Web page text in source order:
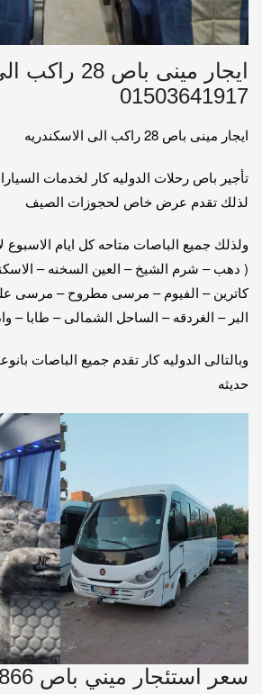
ايجار مينى
01503641917
ايجار مينى باص 28 راكب الى الاسكندريه
تأجير باص رحلات الدوليه كار لخدمات
لذلك تقدم عرض خاص لحجوزات الصيف
ولذلك جميع الباصات متاحه كل ايام
( دهب – شرم الشيخ – العين السخنه –
كاترين – الفيوم – مرسى مطروح – مرسى
البر – الغردقه – الساحل الشمالى – طابا –
وبالتالى الدوليه كار تقدم جميع الباصات
حديثه
سعر استئجار ميني باص 01067451866